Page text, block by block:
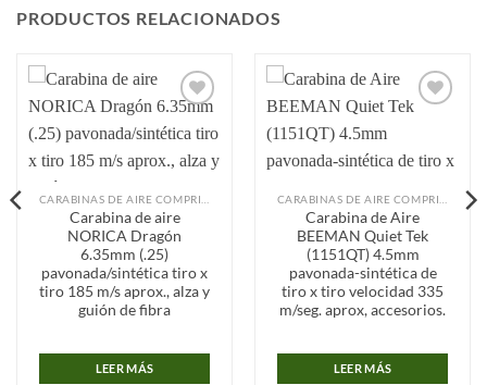
PRODUCTOS RELACIONADOS
a la
deseos
Carabina de aire
NORICA Dragón
6.35mm (.25)
pavonada/sintética tiro x
tiro 185 m/s aprox., alza y
guión de fibra
LEER MÁS
deseos
Carabina de Aire
BEEMAN Quiet Tek
(1151QT) 4.5mm
pavonada-sintética de
tiro x tiro velocidad 335
m/seg. aprox, accesorios.
LEER MÁS